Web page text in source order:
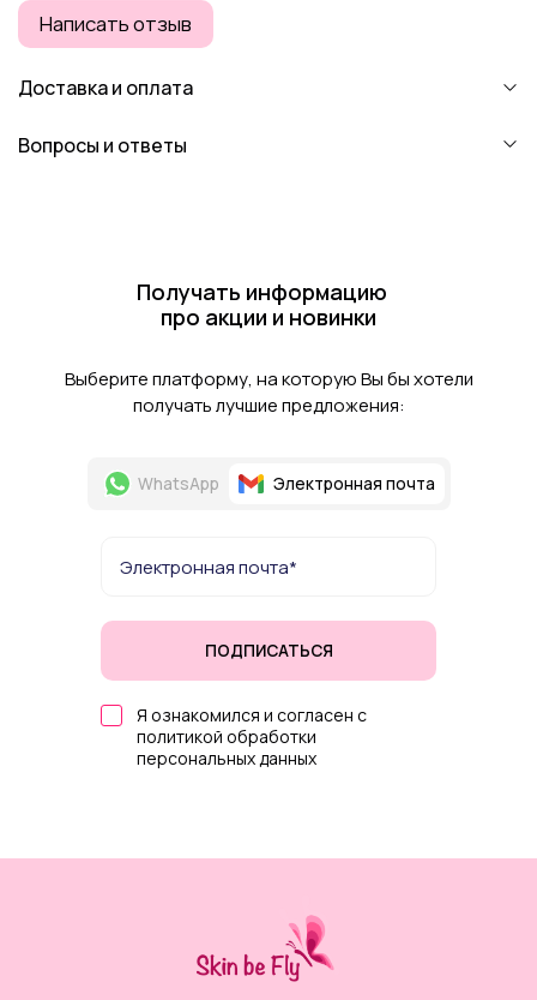
Написать отзыв
Доставка и оплата
Вопросы и ответы
Получать информацию
про акции и новинки
Выберите платформу, на которую Вы бы хотели
получать лучшие предложения:
WhatsApp Электронная почта
ПОДПИСАТЬСЯ
Я ознакомился и согласен с
политикой обработки
персональных данных